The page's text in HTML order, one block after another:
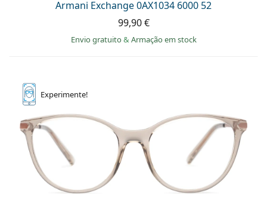
Armani Exchange 0AX1034 6000 52
99,90 €
Envio gratuito& Armação em stock
Experimente!